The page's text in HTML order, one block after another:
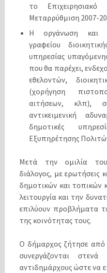
το Επιχειρησιακό
Μεταρρύθμιση 2007-
Η οργάνωση και
γραφείου
υπηρεσίας
που θα παρέχει,
εθελοντών,
(χορήγηση
αιτήσεων, κλπ),
αντικειμενική
δημοτικές
Εξυπηρέτησης
Μετά την ομιλία
διάλογος, με ερωτήσεις
δημοτικών και τοπικών
λειτουργία και την
επιλύουν προβλήματα
της κοινότητας τους.
Ο δήμαρχος ζήτησε από
συνεργάζονται
αντιδημάρχους ώστε να